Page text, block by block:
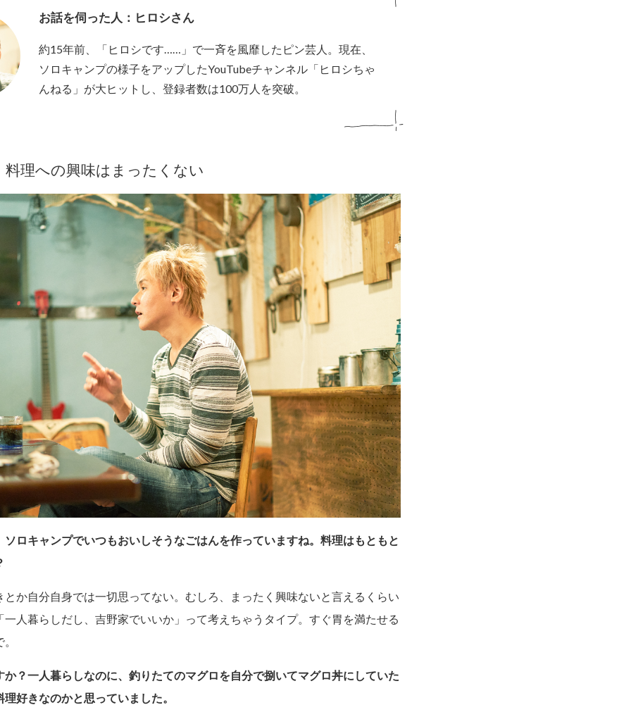
お話を伺った人：ヒロシさん
約15年前、「ヒロシです……」で一斉を風靡したピン芸人。現在、
ソロキャンプの様子をアップしたYouTubeチャンネル「ヒロシちゃ
んねる」が大ヒットし、登録者数は100万人を突破。
料理への興味はまったくない
ソロキャンプでいつもおいしそうなごはんを作っていますね。料理はもともと
とか自分自身では一切思ってない。むしろ、まったく興味ないと言えるくらい
一人暮らしだし、吉野家でいいか」って考えちゃうタイプ。すぐ胃を満たせる
か？一人暮らしなのに、釣りたてのマグロを自分で捌いてマグロ丼にしていた
好きなのかと思っていました。